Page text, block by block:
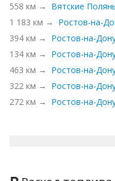
558 км →
Вятские
1 183 км →
Ростов-на-
394 км →
134 км →
Ростов-на-
463 км →
Ростов-на-
322 км →
Ростов-на-
272 км →
Ростов-на-